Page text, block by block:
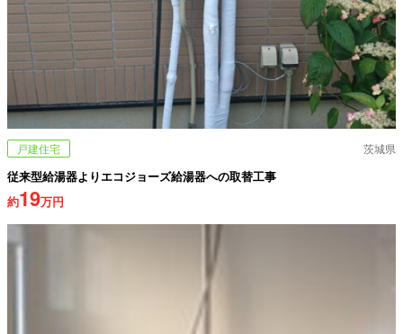
戸建住宅 茨城県
従来型給湯器よりエコジョーズ給湯器への取替工事
約19万円